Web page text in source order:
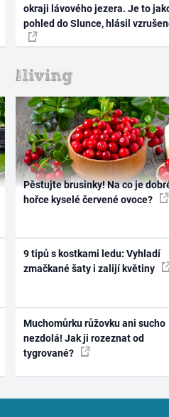
okraji lávového jezera. Je to
pohled do Slunce, hlásil
Pěstujte brusinky! Na co je
hořce kyselé červené ovoce?
9 tipů s kostkami ledu: Vyhladí
zmačkané šaty i zalijí květiny
Muchomůrku růžovku ani sucho
nezdolá! Jak ji rozeznat od
tygrované?